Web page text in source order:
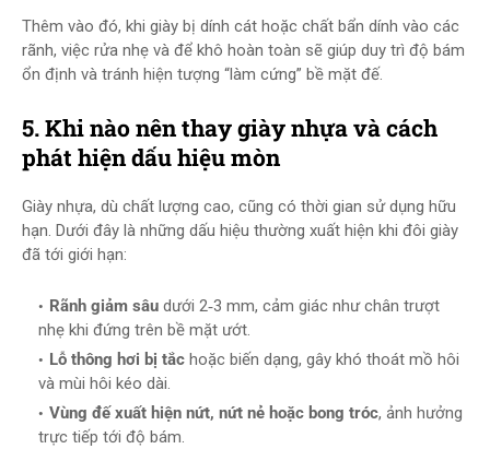
Thêm vào đó, khi giày bị dính cát hoặc chất bẩn dính vào các
rãnh, việc rửa nhẹ và để khô hoàn toàn sẽ giúp duy trì độ bám
ổn định và tránh hiện tượng “làm cứng” bề mặt đế.
5. Khi nào nên thay giày nhựa và cách
phát hiện dấu hiệu mòn
Giày nhựa, dù chất lượng cao, cũng có thời gian sử dụng hữu
hạn. Dưới đây là những dấu hiệu thường xuất hiện khi đôi giày
đã tới giới hạn:
Rãnh giảm sâu dưới 2‑3 mm, cảm giác như chân trượt
nhẹ khi đứng trên bề mặt ướt.
Lỗ thông hơi bị tắc hoặc biến dạng, gây khó thoát mồ hôi
và mùi hôi kéo dài.
Vùng đế xuất hiện nứt, nứt nẻ hoặc bong tróc, ảnh hưởng
trực tiếp tới độ bám.